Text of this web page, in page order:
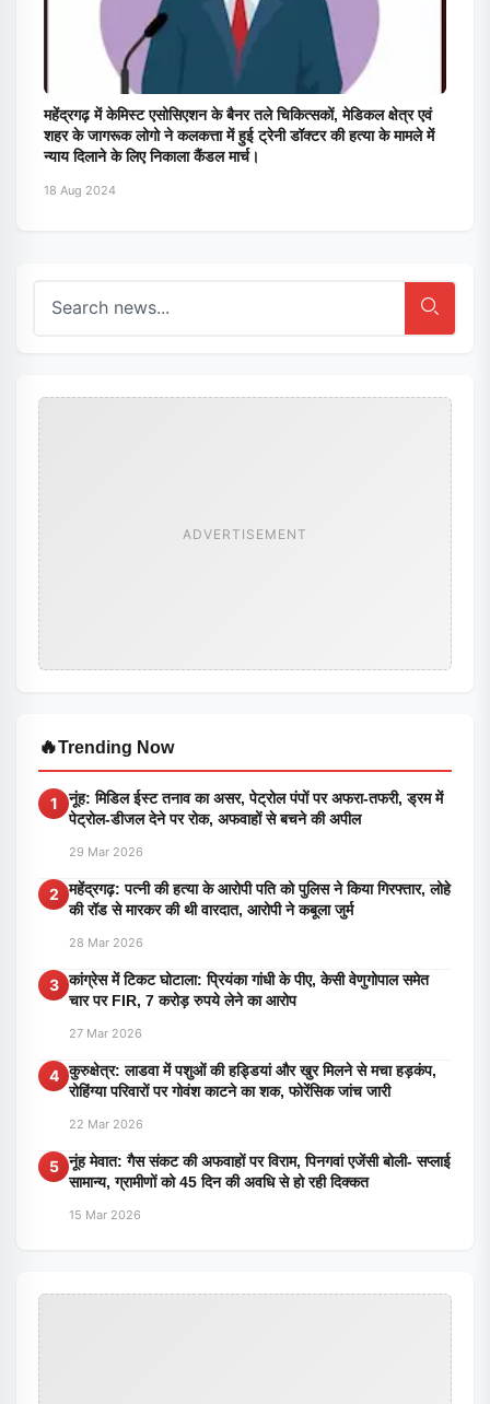
महेंद्रगढ़ में केमिस्ट एसोसिएशन के बैनर तले चिकित्सकों, मेडिकल क्षेत्र एवं
शहर के जागरूक लोगो ने कलकत्ता में हुई ट्रेनी डॉक्टर की हत्या के मामले में
न्याय दिलाने के लिए निकाला कैंडल मार्च।
18 Aug 2024
ADVERTISEMENT
🔥Trending Now
1
नूंह: मिडिल ईस्ट तनाव का असर, पेट्रोल पंपों पर अफरा-तफरी, ड्रम में
पेट्रोल-डीजल देने पर रोक, अफवाहों से बचने की अपील
29 Mar 2026
2
महेंद्रगढ़: पत्नी की हत्या के आरोपी पति को पुलिस ने किया गिरफ्तार, लोहे
की रॉड से मारकर की थी वारदात, आरोपी ने कबूला जुर्म
28 Mar 2026
3 कांग्रेस में टिकट घोटाला: प्रियंका गांधी के पीए, केसी वेणुगोपाल समेत
चार पर FIR, 7 करोड़ रुपये लेने का आरोप
27 Mar 2026
4 कुरुक्षेत्र: लाडवा में पशुओं की हड्डियां और खुर मिलने से मचा हड़कंप,
रोहिंग्या परिवारों पर गोवंश काटने का शक, फोरेंसिक जांच जारी
22 Mar 2026
5 नूंह मेवात: गैस संकट की अफवाहों पर विराम, पिनगवां एजेंसी बोली- सप्लाई
सामान्य, ग्रामीणों को 45 दिन की अवधि से हो रही दिक्कत
15 Mar 2026